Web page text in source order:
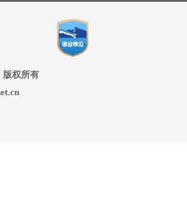
版权所有